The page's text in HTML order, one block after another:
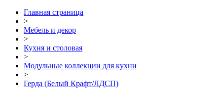
Главная страница
>
Мебель и декор
>
Кухня и столовая
>
Модульные коллекции для кухни
>
Герда (Белый Крафт/ЛДСП)